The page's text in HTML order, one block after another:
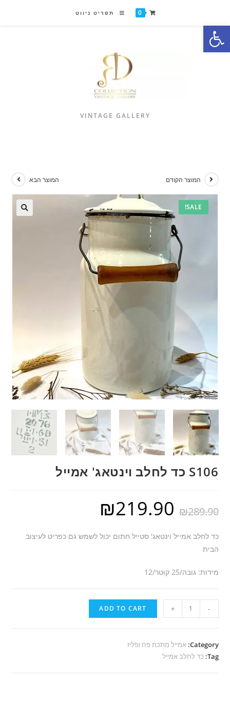
פתח סרגל נגישות
0 תפריט ניווט
VINTAGE GALLERY
SALE!
המוצר הקודם המוצר הבא
S106 כד לחלב וינטאג' אמייל
₪289.90
₪219.90
כד לחלב אמייל וינטאג' סטייל חתום יכול לשמש גם כפריט לעיצוב
הבית
מידות: גובה/25 קוטר/12
-
S106
כד
וינטאג'
אמייל
+
ADD TO CART
Category: אמייל מתכת פח ופליז
Tag: כד לחלב אמייל